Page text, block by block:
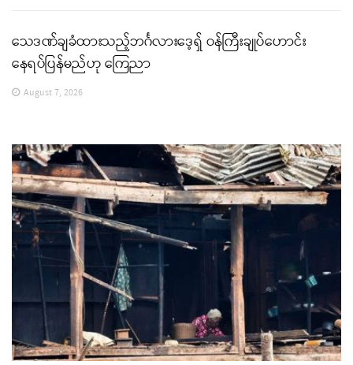
သေဒဏ်ချခံထားသည့်ဘင်္ဂလားဒေ့ရှ် ဝန်ကြီးချုပ်ဟောင်း
နေရပ်ပြန်မည်ဟု ကြေညာ
August 7, 2026